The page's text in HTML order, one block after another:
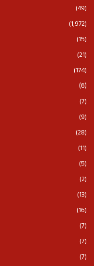
(49)
(1,972)
(15)
(21)
(174)
(6)
(7)
(9)
(28)
(11)
(5)
(2)
(13)
(16)
(7)
(7)
(7)